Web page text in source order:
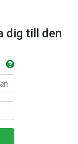
dig till den